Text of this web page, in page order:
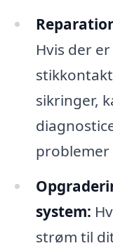
Hvis der
sikringer,
system:
strøm til